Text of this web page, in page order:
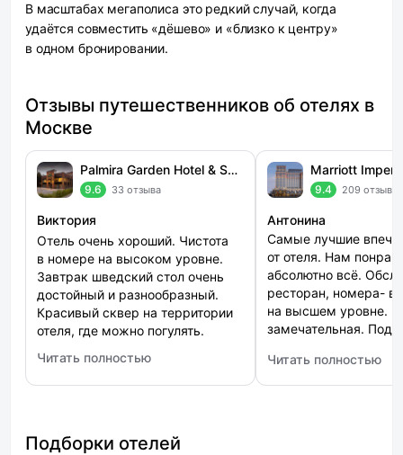
В масштабах мегаполиса это редкий случай, когда
удаётся совместить «дёшево» и «близко к центру»
в одном бронировании.
Отзывы путешественников об отелях в
Москве
Palmira Garden Hotel & SPA (Пальмира Гарден)
9.6 33 отзыва
Виктория
Отель очень хороший. Чистота
в номере на высоком уровне.
Завтрак шведский стол очень
достойный и разнообразный.
Красивый сквер на территории
отеля, где можно погулять.
Читать полностью
: Palmira Garden Hotel & SPA (Пальмира Гарден)
9.4 209 отзывов
Антонина
Самые лучшие
от отеля. Нам
абсолютно всё.
ресторан, номера-
на высшем уровне.
замечательная.
Читать полностью
: Marriott Imperial
Подборки отелей